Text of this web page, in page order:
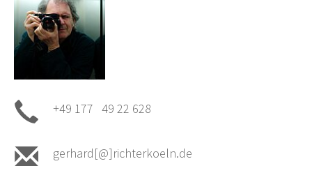
+49 177 49 22 628
gerhard[@]richterkoeln.de